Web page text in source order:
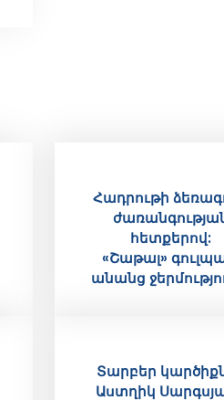
Հադրութի
հետքերով:
«Շաթալ»
անանց
Տարբեր
Աստղիկ